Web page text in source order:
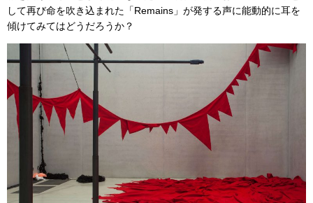
して再び命を吹き込まれた「Remains」が発する声に能動的に耳を
傾けてみてはどうだろうか？